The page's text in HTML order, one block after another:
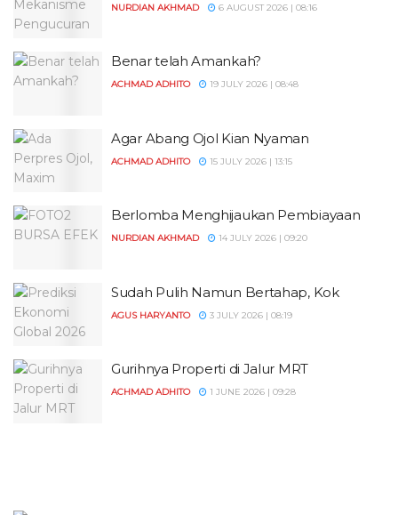
NURDIAN AKHMAD 6 AUGUST 2026 | 08:16
Benar telah Amankah?
ACHMAD ADHITO 19 JULY 2026 | 08:48
Agar Abang Ojol Kian Nyaman
ACHMAD ADHITO 15 JULY 2026 | 13:15
Berlomba Menghijaukan Pembiayaan
NURDIAN AKHMAD 14 JULY 2026 | 09:20
Sudah Pulih Namun Bertahap, Kok
AGUS HARYANTO 3 JULY 2026 | 08:19
Gurihnya Properti di Jalur MRT
ACHMAD ADHITO 1 JUNE 2026 | 09:28